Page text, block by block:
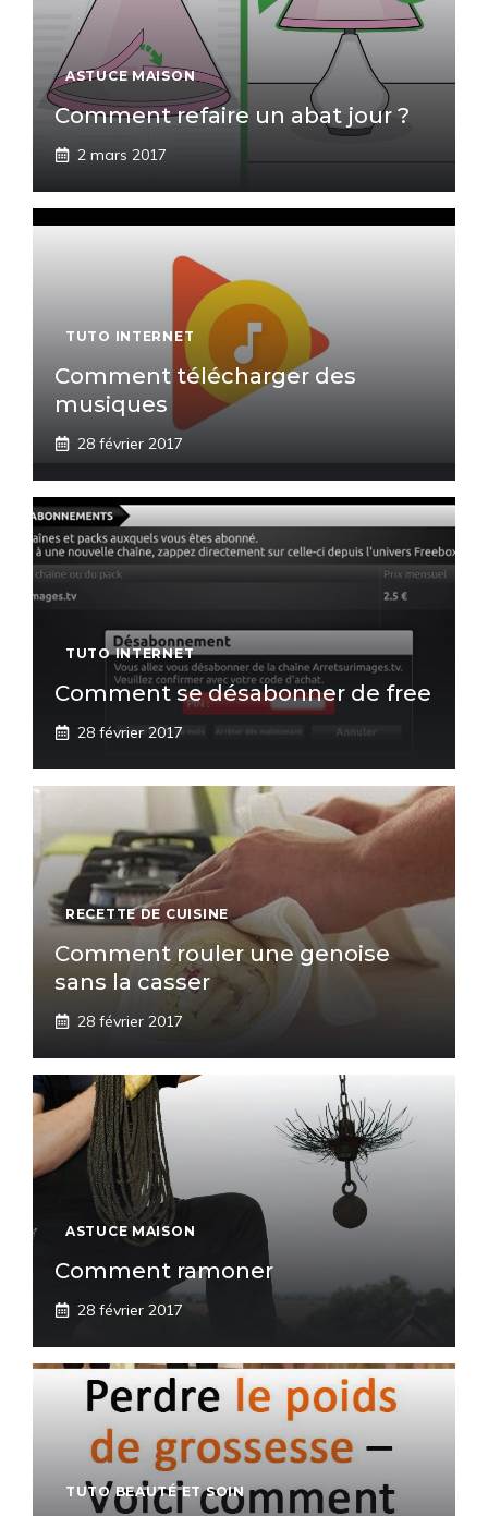
ASTUCE MAISON
Comment refaire un abat jour ?
2 mars 2017
TUTO INTERNET
Comment télécharger des
musiques
28 février 2017
TUTO INTERNET
Comment se désabonner de free
28 février 2017
RECETTE DE CUISINE
Comment rouler une genoise
sans la casser
28 février 2017
ASTUCE MAISON
Comment ramoner
28 février 2017
TUTO BEAUTÉ ET SOIN